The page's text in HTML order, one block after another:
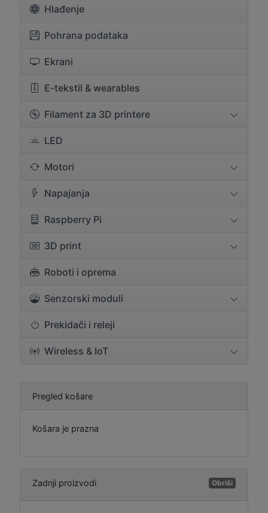
Hlađenje
Pohrana podataka
Ekrani
E-tekstil & wearables
Filament za 3D printere
LED
Motori
Napajanja
Raspberry Pi
3D print
Roboti i oprema
Senzorski moduli
Prekidači i releji
Wireless & IoT
Pregled košare
Košara je prazna
Zadnji proizvodi Obriši